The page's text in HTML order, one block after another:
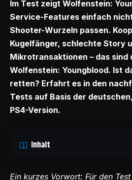
Im Test zeigt Wolfenstein:
Service-Features einfach
Shooter-Wurzeln passen.
Kugelfänger, schlechte Story
Mikrotransaktionen – das sind
Wolfenstein: Youngblood. Ist
retten? Erfahrt es in den
Tests auf Basis der
PS4-Version.
Inhalt
Ein kurzes Vorwort: Für den